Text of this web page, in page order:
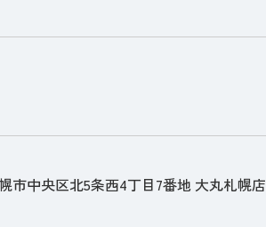
市中央区北5条西4丁目7番地 大丸札幌店